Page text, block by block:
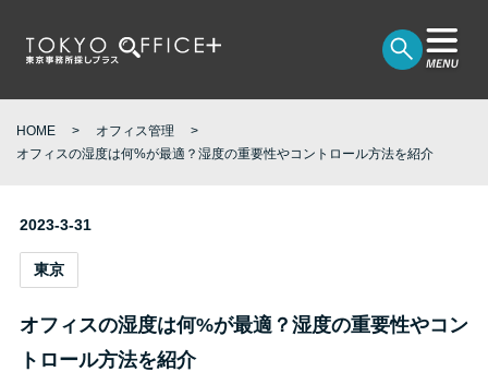
HOME
オフィス管理
オフィスの湿度は何%が最適？湿度の重要性やコントロール方法を紹介
2023-3-31
東京
オフィスの湿度は何%が最適？湿度の重要性やコン
トロール方法を紹介